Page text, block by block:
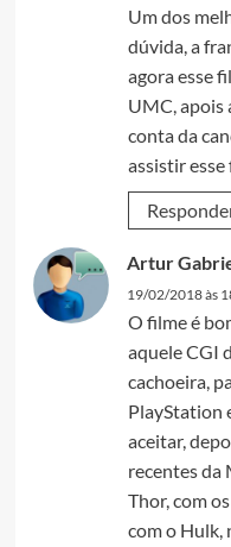
Um dos
dúvida, a
agora esse
UMC, apois
conta da
assistir esse
Artur
19/02/2018 às
O filme é
aquele CGI
cachoeira,
PlayStation
aceitar,
recentes da
Thor, com
com o Hulk,